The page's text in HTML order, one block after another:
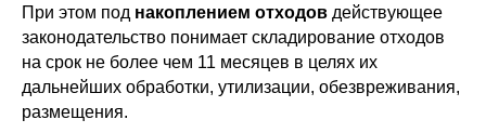
При этом под накоплением отходов действующее
законодательство понимает складирование отходов
на срок не более чем 11 месяцев в целях их
дальнейших обработки, утилизации, обезвреживания,
размещения.